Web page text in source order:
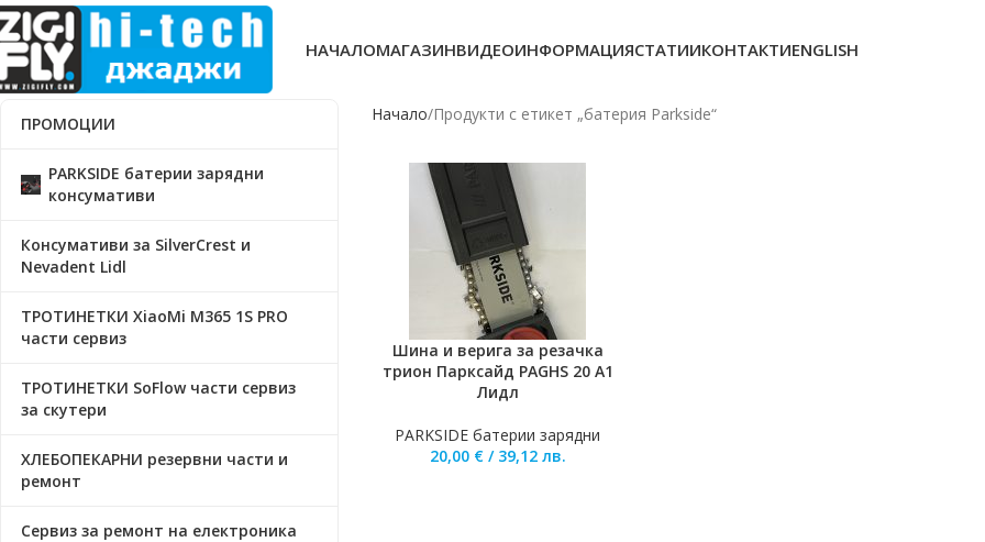
НАЧАЛОМАГАЗИНВИДЕОИНФОРМАЦИЯСТАТИИКОНТАКТИENGLISH
ПРОМОЦИИ
PARKSIDE батерии зарядни
консумативи
Консумативи за SilverCrest и
Nevadent Lidl
ТРОТИНЕТКИ XiaoMi M365 1S PRO
части сервиз
ТРОТИНЕТКИ SoFlow части сервиз
за скутери
ХЛЕБОПЕКАРНИ резервни части и
ремонт
Сервиз за ремонт на електроника
Начало Продукти с етикет „батерия Parkside“
ДОБАВЯНЕ В КОЛИЧКАТА
Шина и верига за резачка
трион Парксайд PAGHS 20 A1
Лидл
PARKSIDE батерии зарядни
20,00 € / 39,12 лв.